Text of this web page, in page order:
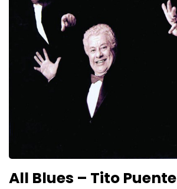
All Blues – Tito Puente